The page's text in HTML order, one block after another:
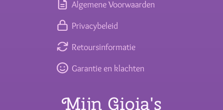
Algemene Voorwaarden
Privacybeleid
Retoursinformatie
Garantie en klachten
Mijn Gioia's